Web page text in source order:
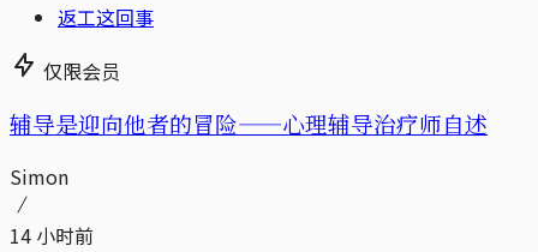
返工这回事
仅限会员
辅导是迎向他者的冒险——心理辅导治疗师自述
Simon
14 小时前